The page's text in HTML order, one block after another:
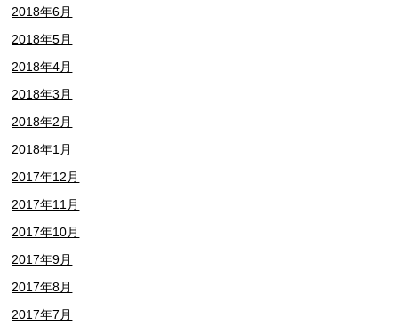
2018年6月
2018年5月
2018年4月
2018年3月
2018年2月
2018年1月
2017年12月
2017年11月
2017年10月
2017年9月
2017年8月
2017年7月